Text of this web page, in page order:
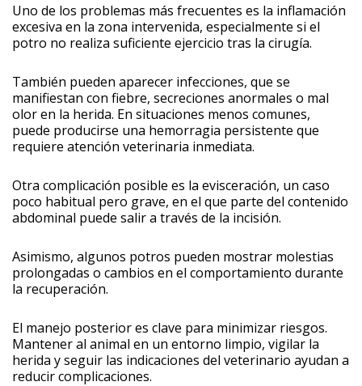
Uno de los problemas más frecuentes es la inflamación
excesiva en la zona intervenida, especialmente si el
potro no realiza suficiente ejercicio tras la cirugía.
También pueden aparecer infecciones, que se
manifiestan con fiebre, secreciones anormales o mal
olor en la herida. En situaciones menos comunes,
puede producirse una hemorragia persistente que
requiere atención veterinaria inmediata.
Otra complicación posible es la evisceración, un caso
poco habitual pero grave, en el que parte del contenido
abdominal puede salir a través de la incisión.
Asimismo, algunos potros pueden mostrar molestias
prolongadas o cambios en el comportamiento durante
la recuperación.
El manejo posterior es clave para minimizar riesgos.
Mantener al animal en un entorno limpio, vigilar la
herida y seguir las indicaciones del veterinario ayudan a
reducir complicaciones.